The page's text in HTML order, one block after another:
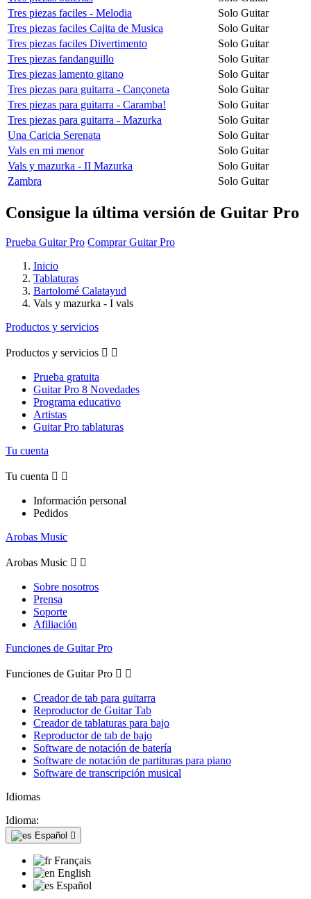
Tres piezas faciles - Melodia
Solo Guitar
Tres piezas faciles Cajita de Musica
Solo Guitar
Tres piezas faciles Divertimento
Solo Guitar
Tres piezas fandanguillo
Solo Guitar
Tres piezas lamento gitano
Solo Guitar
Tres piezas para guitarra - Cançoneta
Solo Guitar
Tres piezas para guitarra - Caramba!
Solo Guitar
Tres piezas para guitarra - Mazurka
Solo Guitar
Una Caricia Serenata
Solo Guitar
Vals en mi menor
Solo Guitar
Vals y mazurka - II Mazurka
Solo Guitar
Zambra
Solo Guitar
Consigue la última versión de Guitar Pro
Prueba Guitar Pro Comprar Guitar Pro
Inicio
Tablaturas
Bartolomé Calatayud
Vals y mazurka - I vals
Productos y servicios
Productos y servicios  
Prueba gratuita
Guitar Pro 8 Novedades
Programa educativo
Artistas
Guitar Pro tablaturas
Tu cuenta
Tu cuenta  
Información personal
Pedidos
Arobas Music
Arobas Music  
Sobre nosotros
Prensa
Soporte
Afiliación
Funciones de Guitar Pro
Funciones de Guitar Pro  
Creador de tab para guitarra
Reproductor de Guitar Tab
Creador de tablaturas para bajo
Reproductor de tab de bajo
Software de notación de batería
Software de notación de partituras para piano
Software de transcripción musical
Idiomas
Idioma:
Español 
Français
English
Español